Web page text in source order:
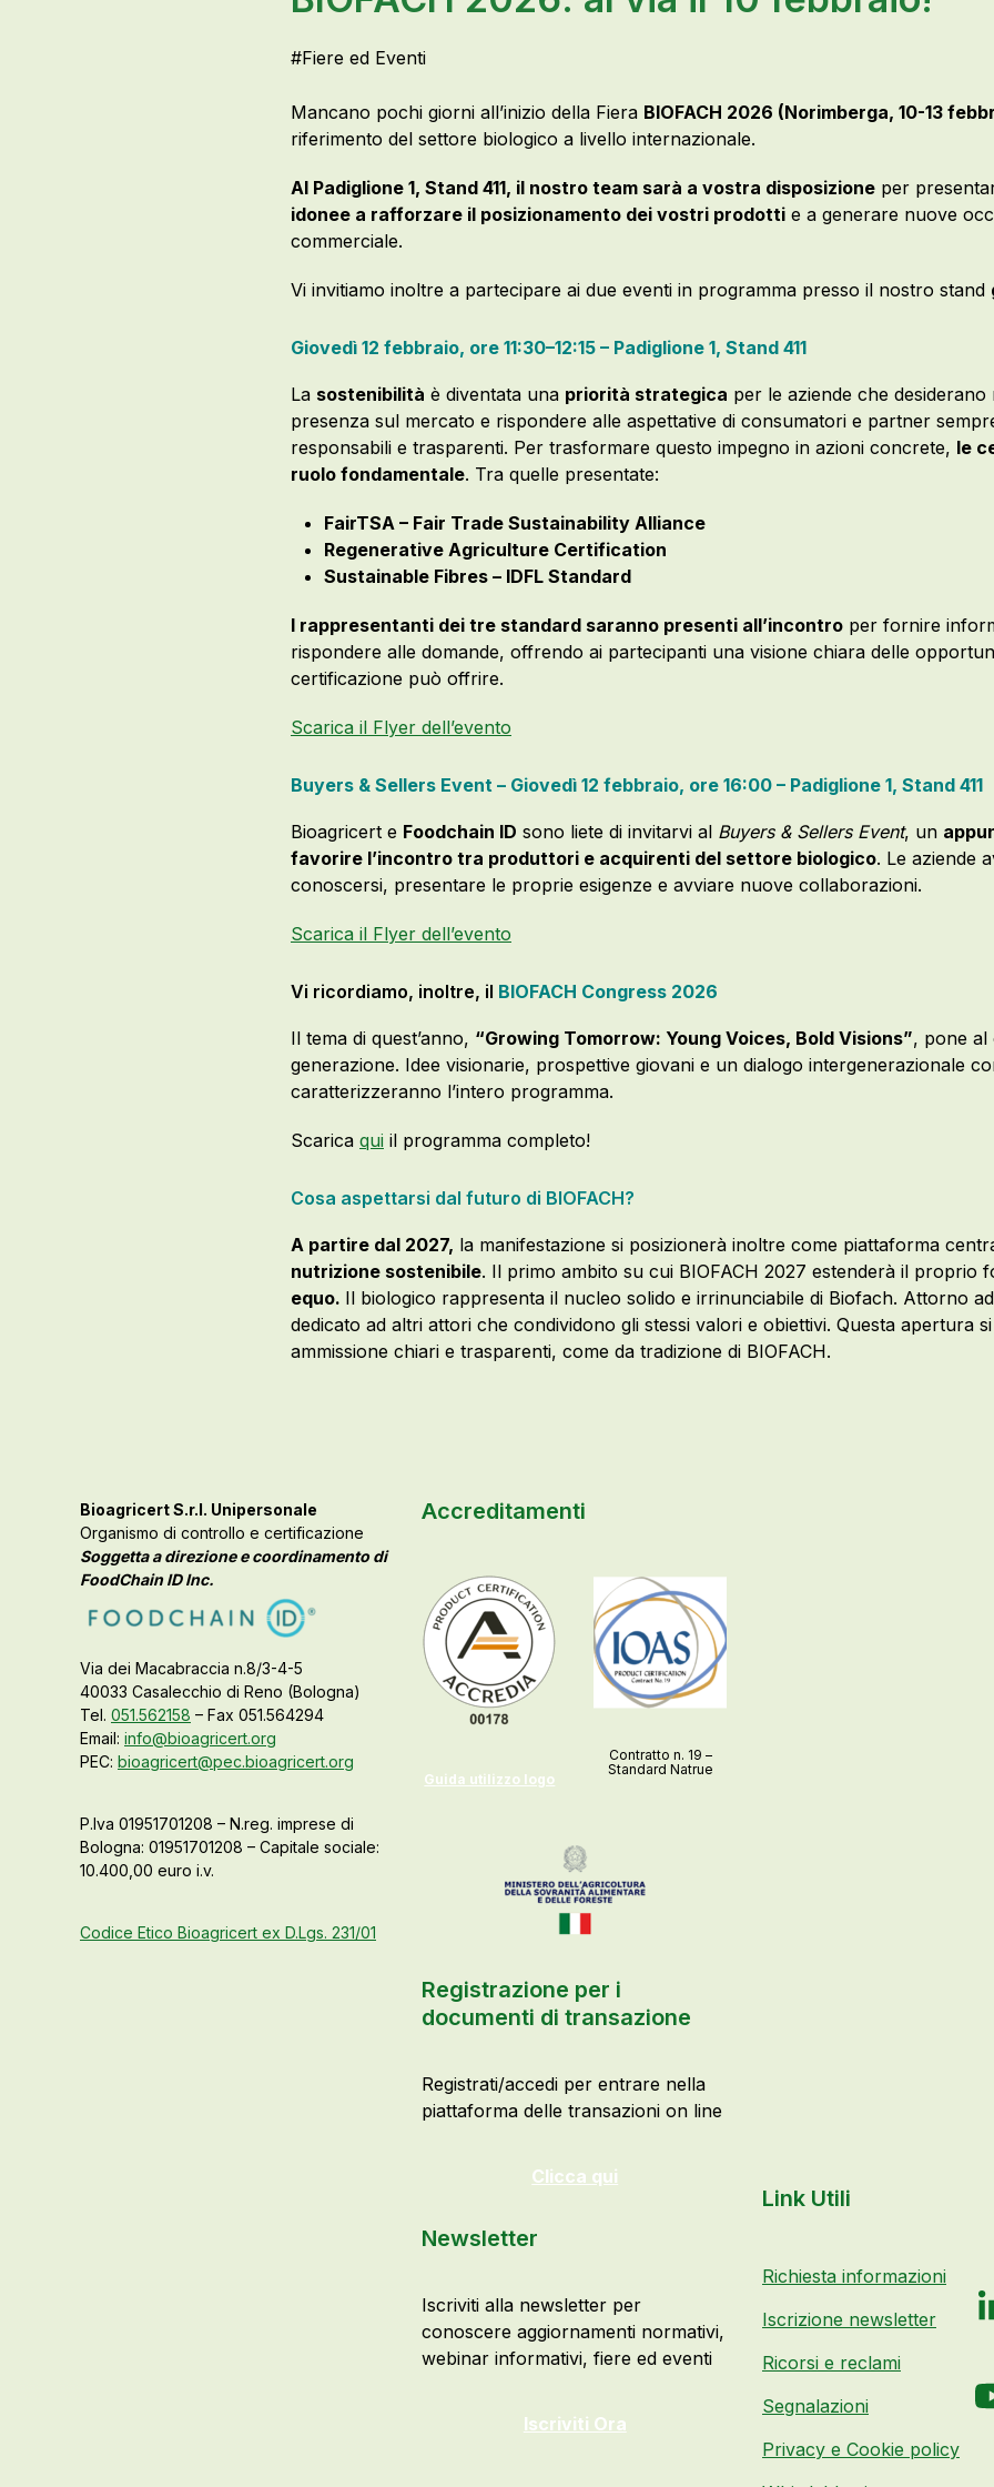
#Fiere ed Eventi
Mancano pochi giorni all’inizio della Fiera BIOFACH 2026 (Norimberga, 10-13
riferimento del settore biologico a livello internazionale.
Al Padiglione 1, Stand 411, il nostro team sarà a vostra disposizione per
idonee a rafforzare il posizionamento dei vostri prodotti e a generare nuove
commerciale.
Vi invitiamo inoltre a partecipare ai due eventi in programma presso il nostro stand
Giovedì 12 febbraio, ore 11:30–12:15 – Padiglione 1, Stand 411
La sostenibilità è diventata una priorità strategica per le aziende che
presenza sul mercato e rispondere alle aspettative di consumatori e partner
responsabili e trasparenti. Per trasformare questo impegno in azioni concrete, le
ruolo fondamentale. Tra quelle presentate:
FairTSA – Fair Trade Sustainability Alliance
Regenerative Agriculture Certification
Sustainable Fibres – IDFL Standard
I rappresentanti dei tre standard saranno presenti all’incontro per fornire
rispondere alle domande, offrendo ai partecipanti una visione chiara delle
certificazione può offrire.
Scarica il Flyer dell’evento
Buyers & Sellers Event – Giovedì 12 febbraio, ore 16:00 – Padiglione 1, Stand 411
Bioagricert e Foodchain ID sono liete di invitarvi al Buyers & Sellers Event, un
favorire l’incontro tra produttori e acquirenti del settore biologico. Le aziende
conoscersi, presentare le proprie esigenze e avviare nuove collaborazioni.
Scarica il Flyer dell’evento
Vi ricordiamo, inoltre, il BIOFACH Congress 2026
Il tema di quest’anno, “Growing Tomorrow: Young Voices, Bold Visions”, pone al
generazione. Idee visionarie, prospettive giovani e un dialogo intergenerazionale
caratterizzeranno l’intero programma.
Scarica qui il programma completo!
Cosa aspettarsi dal futuro di BIOFACH?
A partire dal 2027, la manifestazione si posizionerà inoltre come piattaforma
nutrizione sostenibile. Il primo ambito su cui BIOFACH 2027 estenderà il proprio
equo. Il biologico rappresenta il nucleo solido e irrinunciabile di Biofach. Attorno
dedicato ad altri attori che condividono gli stessi valori e obiettivi. Questa apertura
ammissione chiari e trasparenti, come da tradizione di BIOFACH.
Bioagricert S.r.l. Unipersonale
Organismo di controllo e certificazione
Soggetta a direzione e coordinamento di
FoodChain ID Inc.
Via dei Macabraccia n.8/3-4-5
40033 Casalecchio di Reno (Bologna)
Tel. 051.562158 – Fax 051.564294
Email: info@bioagricert.org
PEC: bioagricert@pec.bioagricert.org
P.Iva 01951701208 – N.reg. imprese di
Bologna: 01951701208 – Capitale sociale:
10.400,00 euro i.v.
Codice Etico Bioagricert ex D.Lgs. 231/01
Accreditamenti
Guida utilizzo logo
Contratto n. 19 –
Standard Natrue
Registrazione per i
documenti di transazione
Registrati/accedi per entrare nella
piattaforma delle transazioni on line
Clicca qui
Newsletter
Iscriviti alla newsletter per
conoscere aggiornamenti normativi,
webinar informativi, fiere ed eventi
Iscriviti Ora
Link Utili
Richiesta informazioni
Iscrizione newsletter
Ricorsi e reclami
Segnalazioni
Privacy e Cookie policy